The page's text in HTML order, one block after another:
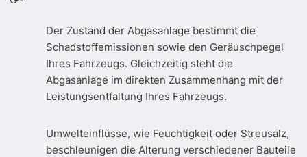
Der Zustand der Abgasanlage bestimmt die
Schadstoffemissionen sowie den Geräuschpegel
Ihres Fahrzeugs. Gleichzeitig steht die
Abgasanlage im direkten Zusammenhang mit der
Leistungsentfaltung Ihres Fahrzeugs.
Umwelteinflüsse, wie Feuchtigkeit oder Streusalz,
beschleunigen die Alterung verschiedener Bauteile